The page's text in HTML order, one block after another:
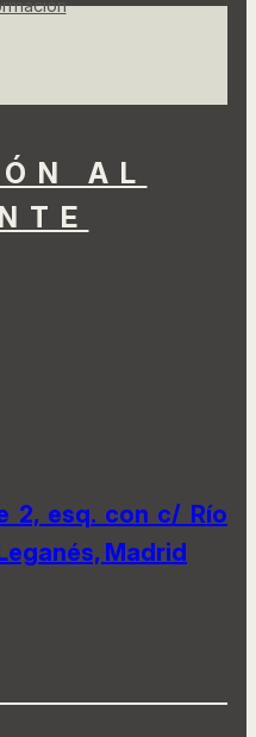
AL
2, esq. con c/ Río
Madrid